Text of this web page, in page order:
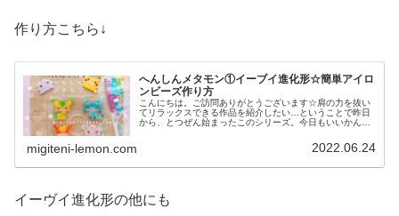
作り方こちら↓
へんしんメタモン①イーブイ進化形☆簡単アイロ
ンビーズ作り方
こんにちは。ご訪問ありがとうございます☆肩の力を抜い
てリラックスできる作品を紹介したい…ということで昨日
から、とつぜん始まったこのシリーズ。今日もいいかんじ
migiteni-lemon.com 2022.06.24
イーヴイ進化形の他にも